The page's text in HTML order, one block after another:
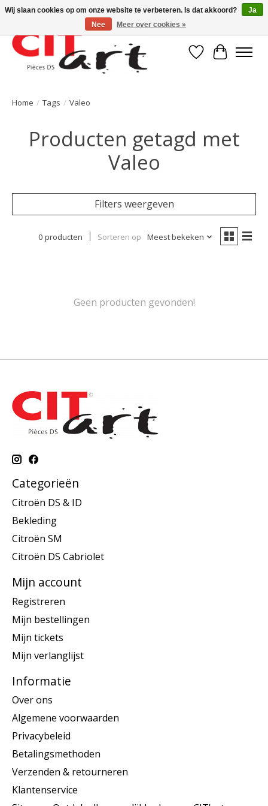
Verlanglijst
Home / Tags / Valeo
Producten getagd met
Valeo
Filters weergeven
0 producten Sorteren op Meest bekeken
Geen producten gevonden!
Categorieën
Citroën DS & ID
Bekleding
Citroën SM
Citroën DS Cabriolet
Mijn account
Registreren
Mijn bestellingen
Mijn tickets
Mijn verlanglijst
Informatie
Over ons
Algemene voorwaarden
Privacybeleid
Betalingsmethoden
Verzenden & retourneren
Klantenservice
Wij slaan cookies op om onze website te verbeteren. Is dat akkoord?
Ja
Nee
Meer over cookies »